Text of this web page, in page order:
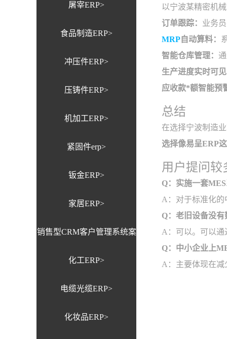
屠宰ERP>
食品制造ERP>
冲压件ERP>
压铸件ERP>
机加工ERP>
紧固件erp>
钣金ERP>
家居ERP>
销售型CRM客户管理系统案
例>
化工ERP>
电缆光缆ERP>
化妆品ERP>
以宁波某精密机
订单跟踪： 业务
MRP 自动算料：
智能仓库管理：
生产进度实时可
应收款*额智能预
总结
在选择宁波制造
选择像易呈ERP
用户提问较
Q：实施一套
A：对于标准化的
Q：老旧设备没
A：可以。可以
Q：中小企业上
A：主要体现在